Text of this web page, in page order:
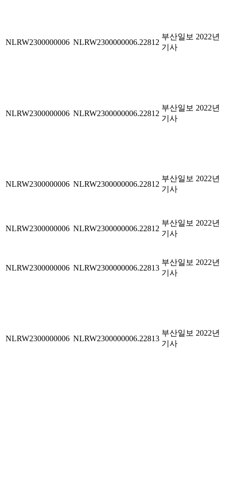
NLRW2300000006 NLRW2300000006.22812
부산일보 2022년
기사
NLRW2300000006 NLRW2300000006.22812
부산일보 2022년
기사
NLRW2300000006 NLRW2300000006.22812
부산일보 2022년
기사
NLRW2300000006 NLRW2300000006.22812
부산일보 2022년
기사
NLRW2300000006 NLRW2300000006.22813
부산일보 2022년
기사
NLRW2300000006 NLRW2300000006.22813
부산일보 2022년
기사